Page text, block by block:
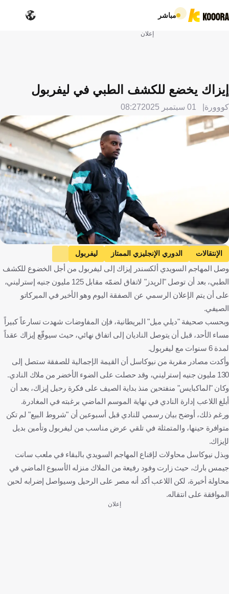
مباشر
إعلان
إيزاك يخضع للكشف الطبي في ليفربول
كووورة 01 سبتمبر 2025 08:27
Getty Images
الإنتقالات الدوري الإنجليزي الممتاز
ليفربول
نيوكاسل يونايتد
أليكسندر إيساك إنجلترا كرة قدم
وصل المهاجم السويدي ألكسندر إيزاك إلى ليفربول من أجل الخضوع للكشف
الطبي، بعد أن توصل "الريدز" لاتفاق لضمّه مقابل 125 مليون جنيه إسترليني،
على أن يتم الإعلان الرسمي عن الصفقة اليوم وهو الأخير في الميركاتو
الصيفي.
وبحسب صحيفة "ديلي ميل" البريطانية، فإن المفاوضات شهدت تسارعاً كبيراً
مساء الأحد، قبل أن يتوصل الناديان إلى اتفاق نهائي، حيث سيوقّع إيزاك عقداً
لمدة 6 سنوات مع ليفربول.
وأكدت مصادر مقربة من نيوكاسل أن القيمة الإجمالية للصفقة ستصل إلى
130 مليون جنيه إسترليني، وقد حصلت على الضوء الأخضر من ملاك النادي.
وكان "الماكبايس" منفتحين منذ بداية الصيف على فكرة رحيل إيزاك، بعد أن
أبلغ اللاعب إدارة النادي في نهاية الموسم الماضي برغبته في المغادرة.
ورغم ذلك، أوضح بيان رسمي للنادي قبل أسبوعين أن "شروط البيع" لم تكن
متوافرة حينها، والمتمثلة في تلقي عرض مناسب من ليفربول وتأمين بديل
لإيزاك.
وبذل نيوكاسل محاولات لإقناع المهاجم السويدي بالبقاء في ملعب سانت
جيمس بارك، حيث زارت وفود رفيعة من الملاك منزله الأسبوع الماضي في
محاولة أخيرة، لكن اللاعب أكد أنه مصر على الرحيل وسيواصل إضرابه لحين
الموافقة على انتقاله.
إعلان